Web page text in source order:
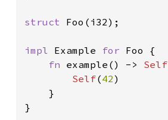
struct Foo(i32);
impl Example for Foo {
fn example() -> Self
Self(42)
    }
}